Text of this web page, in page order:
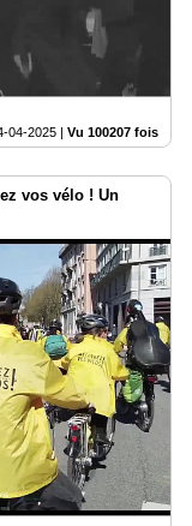
04-2025 | Vu 100207 fois
vos vélo ! Un